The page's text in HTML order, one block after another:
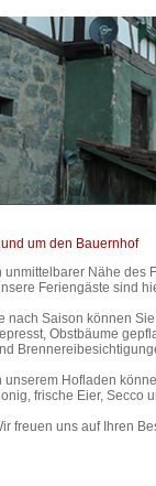
um den Bauernhof
unmittelbarer Nähe des
Feriengäste sind
nach Saison können
Obstbäume
unserem Hofladen
frische Eier, Secco
freuen uns auf Ihren